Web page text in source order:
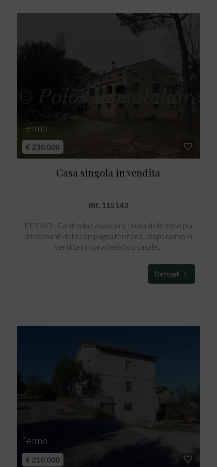
Fermo
€ 230.000
Casa singola in vendita
Rif. 115143
FERMO - Contrada Lavandara.In una delle zone più
affascinanti della campagna fermana, proponiamo in
vendita un caratteristico casale...
Dettagli
Fermo
€ 210.000